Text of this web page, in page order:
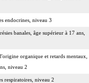
endocrines, niveau 3
banales, âge supérieur à 17 ans,
organique et retards mentaux,
niveau 2
respiratoires, niveau 2